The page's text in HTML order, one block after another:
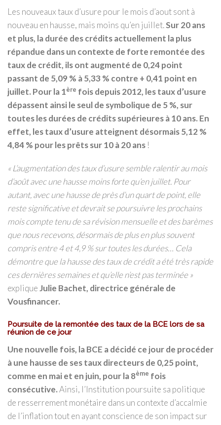
Les nouveaux taux d’usure pour le mois d’aout sont à
nouveau en hausse, mais moins qu’en juillet.Sur 20 ans
et plus, la durée des crédits actuellement la plus
répandue dans un contexte de forte remontée des
taux de crédit, ils ont augmenté de 0,24 point
passant de 5,09 % à 5,33 % contre + 0,41 point en
juillet. Pour la 1ère fois depuis 2012, les taux d’usure
dépassent ainsi le seul de symbolique de 5 %, sur
toutes les durées de crédits supérieures à 10 ans. En
effet, les taux d’usure atteignent désormais 5,12 %
4,84 % pour les prêts sur 10 à 20 ans !
« L’augmentation des taux d’usure semble ralentir au mois
d’août avec une hausse moins forte qu’en juillet. Pour
autant, avec une hausse de près d’un quart de point, elle
reste significative et devrait se poursuivre les prochains
mois compte tenu de sa révision mensuelle et des barèmes
que nous recevons, désormais de plus en plus souvent
compris entre 4 et 4,9 % sur toutes les durées… Cela
démontre que la hausse des taux de crédit a été très rapide
ces dernières semaines et qu’elle n’est pas terminée »
expliqueJulie Bachet, directrice générale de
Vousfinancer.
Poursuite de la remontée des taux de la BCE lors de sa
réunion de ce jour
Une nouvelle fois, la BCE a décidé ce jour de procéder
à une hausse de ses taux directeurs de 0,25 point,
comme en mai et en juin, pour la 8ème fois
consécutive.Ainsi, l’Institution poursuite sa politique
de resserrement monétaire dans un contexte d’accalmie
de l’inflation tout en ayant conscience de son impact sur